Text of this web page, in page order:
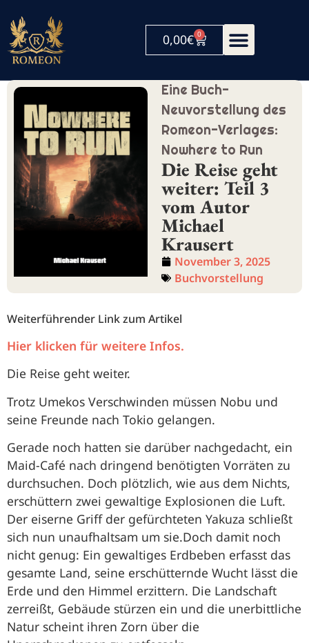
0,00€ 0
Eine Buch-
Neuvorstellung des
Romeon-Verlages:
Nowhere to Run
Die Reise geht
weiter: Teil 3
vom Autor
Michael
Krausert
November 3, 2025
Buchvorstellung
Weiterführender Link zum Artikel
Hier klicken für weitere Infos.
Die Reise geht weiter.
Trotz Umekos Verschwinden müssen Nobu und
seine Freunde nach Tokio gelangen.
Gerade noch hatten sie darüber nachgedacht, ein
Maid-Café nach dringend benötigten Vorräten zu
durchsuchen. Doch plötzlich, wie aus dem Nichts,
erschüttern zwei gewaltige Explosionen die Luft.
Der eiserne Griff der gefürchteten Yakuza schließt
sich nun unaufhaltsam um sie.Doch damit noch
nicht genug: Ein gewaltiges Erdbeben erfasst das
gesamte Land, seine erschütternde Wucht lässt die
Erde und den Himmel erzittern. Die Landschaft
zerreißt, Gebäude stürzen ein und die unerbittliche
Natur scheint ihren Zorn über die